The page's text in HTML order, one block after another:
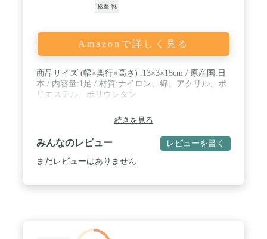
捻挫 靴
Amazonで詳しく見る
商品サイズ (幅×奥行×高さ) :13×3×15cm / 原産国:日
本 / 内容量:1足 / 材質:ナイロン、綿、アクリル、ポ
リエステル、ポリウレタン
続きを見る
みんなのレビュー レビューを書く
まだレビューはありません